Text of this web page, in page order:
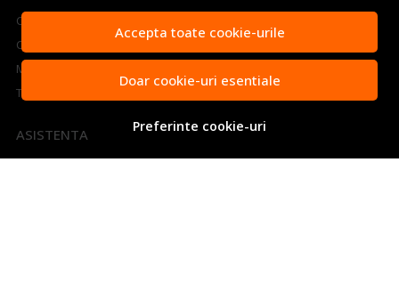
Accepta toate cookie-urile
Doar cookie-uri esentiale
Preferinte cookie-uri
Cum cumpar
Cosul meu
Metode de plata
Transport si retururi
ASISTENTA